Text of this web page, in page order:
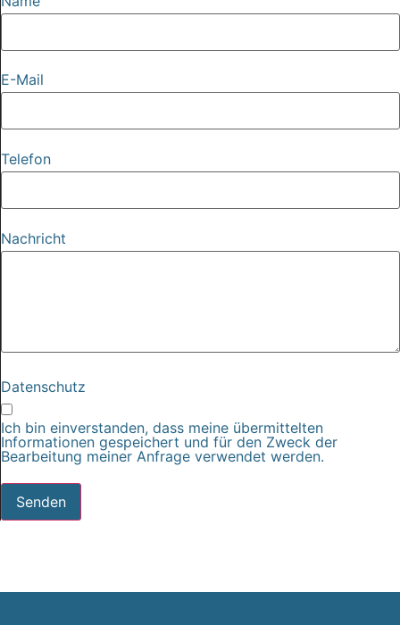
E-Mail
Telefon
Nachricht
Datenschutz
Ich bin einverstanden, dass meine übermittelten
Informationen gespeichert und für den Zweck der
Bearbeitung meiner Anfrage verwendet werden.
Senden